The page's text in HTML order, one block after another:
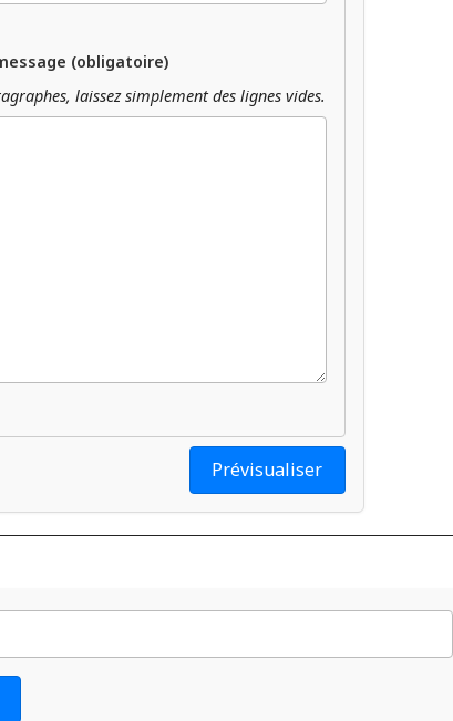
(obligatoire)
laissez simplement des lignes vides.